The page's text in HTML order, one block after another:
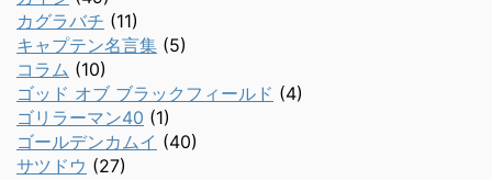
カグラバチ (11)
キャプテン名言集 (5)
コラム (10)
ゴッド オブ ブラックフィールド (4)
ゴリラーマン40 (1)
ゴールデンカムイ (40)
サツドウ (27)